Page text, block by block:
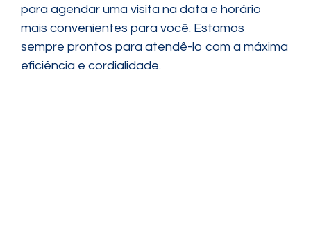
para agendar uma visita na data e horário
mais convenientes para você. Estamos
sempre prontos para atendê-lo com a máxima
eficiência e cordialidade.